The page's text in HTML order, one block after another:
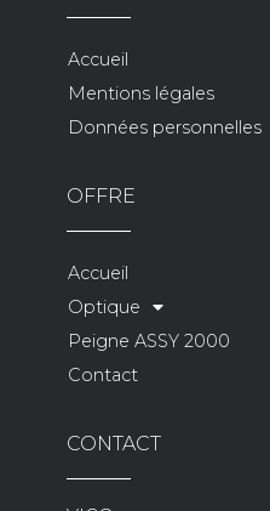
Accueil
Mentions légales
Données personnelles
OFFRE
Accueil
Optique
Peigne ASSY 2000
Contact
CONTACT